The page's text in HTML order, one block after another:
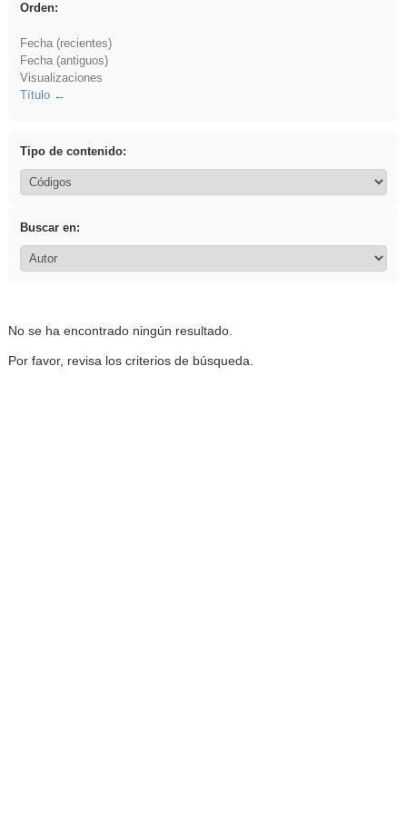
Orden:
Fecha (recientes)
Fecha (antiguos)
Visualizaciones
Título
Tipo de contenido:
Buscar en:
No se ha encontrado ningún resultado.
Por favor, revisa los criterios de búsqueda.